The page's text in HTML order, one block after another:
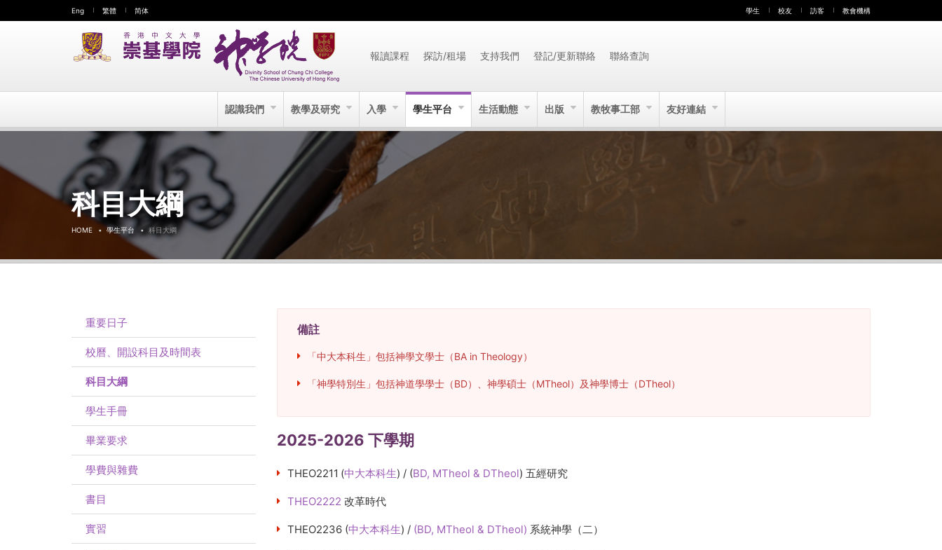
Eng 繁體 简体 學生 校友 訪客 教會機構
報讀課程 探訪/租場 支持我們 登記/更新聯絡 聯絡查詢
認識我們 教學及研究 入學 學生平台 生活動態 出版 教牧事工部 友好連結
科目大綱
HOME 學生平台 科目大綱
備註
「中大本科生」包括神學文學士（BA in Theology）
「神學特別生」包括神道學學士（BD）、神學碩士（MTheol）及神學博士（DTheol）
2025-2026 下學期
THEO2211 (中大本科生) / (BD, MTheol & DTheol) 五經研究
THEO2222 改革時代
THEO2236 (中大本科生) /(BD, MTheol & DTheol) 系統神學（二）
重要日子
校曆、開設科目及時間表
科目大綱
學生手冊
畢業要求
學費與雜費
書目
實習